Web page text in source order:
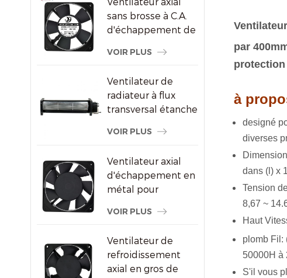
plastique
sans brosse à C.A.
d'échappement de
congélateur de
VOIR PLUS
Ventilateur de
radiateur à flux
transversal étanche
publicitaires
VOIR PLUS
Ventilateur axial
d'échappement en
métal pour
l'armoire à vin
VOIR PLUS
Ventilateur de
refroidissement
axial en gros de
par
à
designé
diverses
dans (l) x
Tension
8,67 ~
Haut
plomb Fil:
50000H à
S'il vous